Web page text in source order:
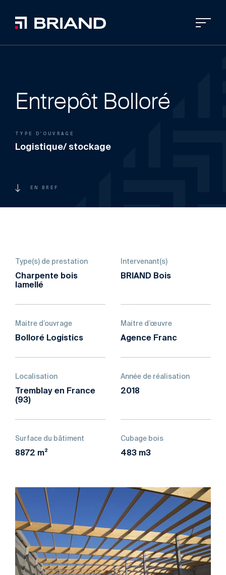
Entrepôt Bolloré
TYPE D'OUVRAGE
Logistique/ stockage
EN BREF
Type(s) de prestation
Charpente bois
lamellé
Intervenant(s)
BRIAND Bois
Maitre d’ouvrage
Bolloré Logistics
Maitre d’œuvre
Agence Franc
Localisation
Tremblay en France
(93)
Année de réalisation
2018
Surface du bâtiment
8872 m²
Cubage bois
483 m3